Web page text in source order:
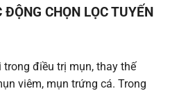
CHỌN LỌC TUYẾN
điều trị mụn, thay thế
viêm, mụn trứng cá. Trong